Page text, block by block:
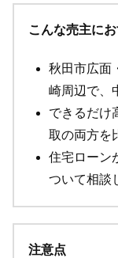
こんな売主に
秋田市広面
崎周辺で、
できるだけ
取の両方を
住宅ローン
ついて相談
注意点